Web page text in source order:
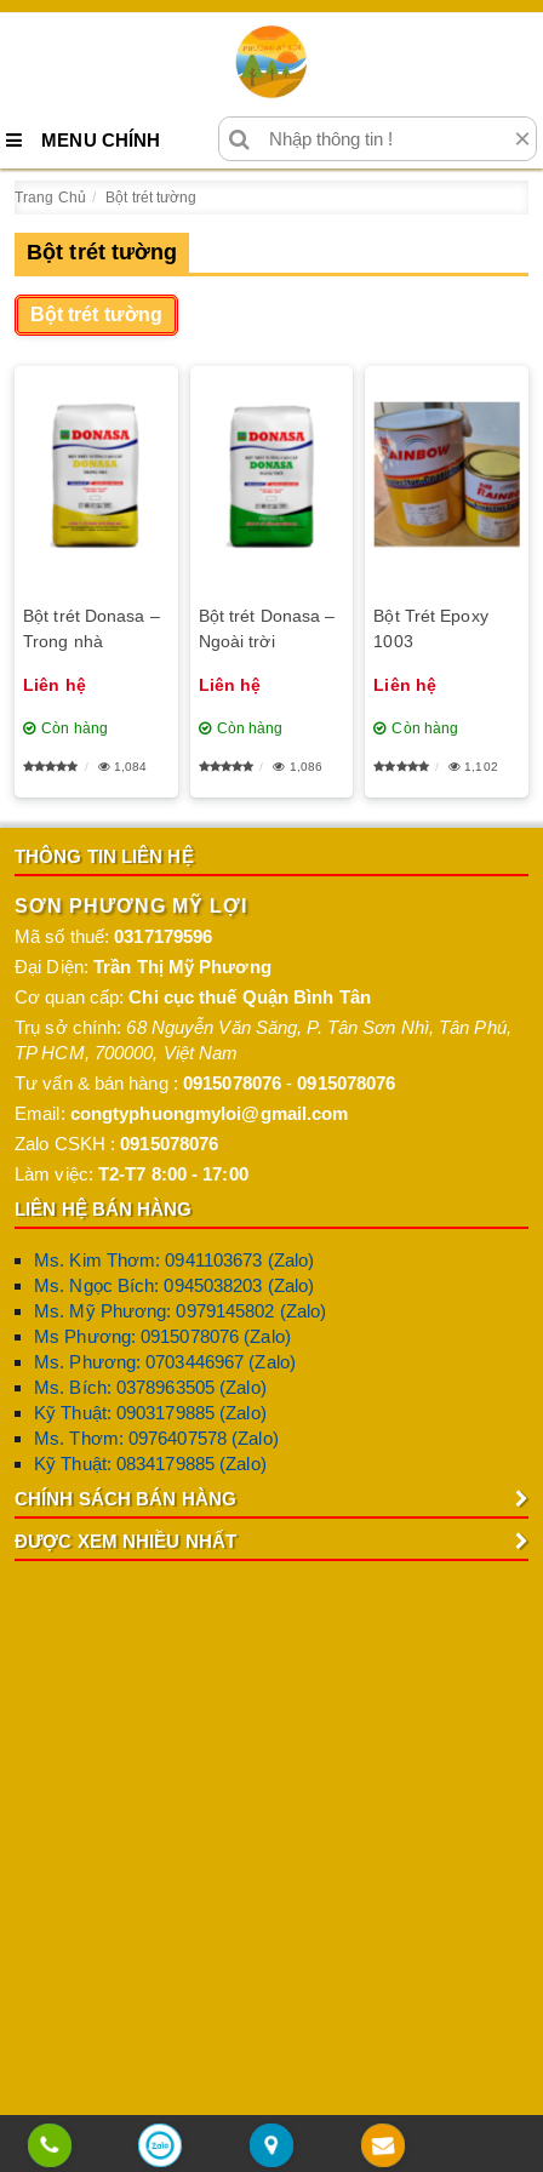
MENU CHÍNH ×
Trang Chủ Bột trét tường
Bột trét tường
Bột trét tường
Bột trét Donasa –
Trong nhà
Liên hệ
Còn hàng
1,084
Bột trét Donasa –
Ngoài trời
Liên hệ
Còn hàng
1,086
Bột Trét Epoxy
1003
Liên hệ
Còn hàng
1,102
THÔNG TIN LIÊN HỆ
SƠN PHƯƠNG MỸ LỢI
Mã số thuế:0317179596
Đại Diện: Trần Thị Mỹ Phương
Cơ quan cấp:Chi cục thuế Quận Bình Tân
Trụ sở chính:68 Nguyễn Văn Săng, P. Tân Sơn Nhì, Tân Phú,
TP HCM, 700000, Việt Nam
Tư vấn & bán hàng : 0915078076 -0915078076
Email: congtyphuongmyloi@gmail.com
Zalo CSKH :0915078076
Làm việc: T2-T7 8:00 - 17:00
LIÊN HỆ BÁN HÀNG
Ms. Kim Thơm: 0941103673 (Zalo)
Ms. Ngọc Bích: 0945038203 (Zalo)
Ms. Mỹ Phương: 0979145802 (Zalo)
Ms Phương: 0915078076 (Zalo)
Ms. Phương: 0703446967 (Zalo)
Ms. Bích: 0378963505 (Zalo)
Kỹ Thuật: 0903179885 (Zalo)
Ms. Thơm: 0976407578 (Zalo)
Kỹ Thuật: 0834179885 (Zalo)
CHÍNH SÁCH BÁN HÀNG
ĐƯỢC XEM NHIỀU NHẤT
Copyright © 2013 - 2025Sơn Phương Mỹ Lợi | All rights reserved | Design by